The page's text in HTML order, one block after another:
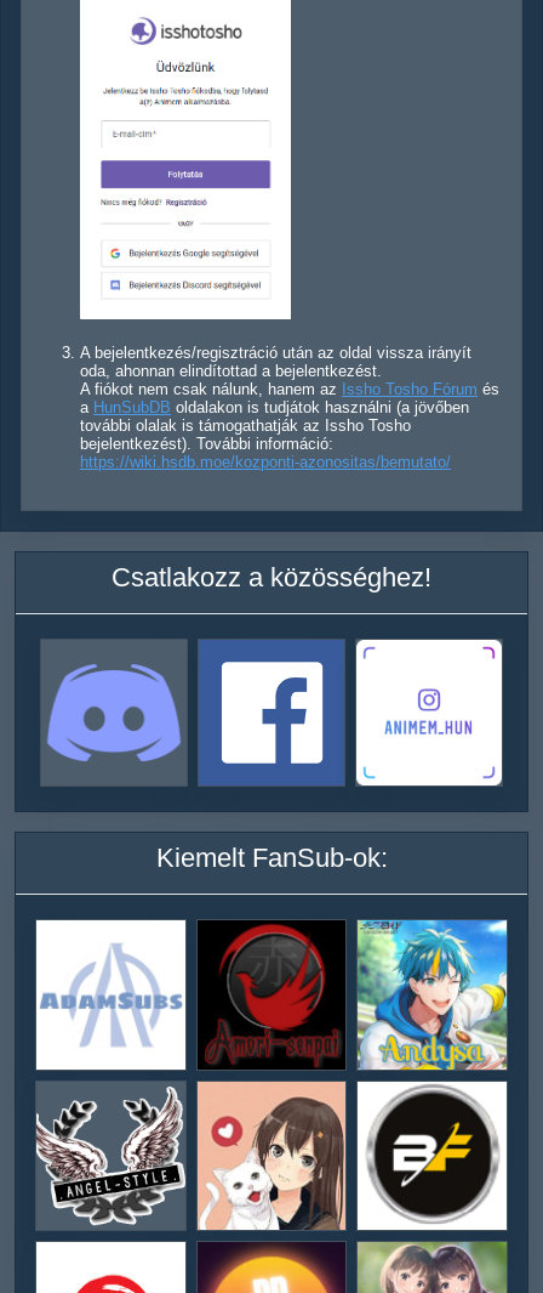
A bejelentkezés/regisztráció után az oldal vissza irányít
oda, ahonnan elindítottad a bejelentkezést.
A fiókot nem csak nálunk, hanem az Issho Tosho Fórum és
a HunSubDB oldalakon is tudjátok használni (a jövőben
további olalak is támogathatják az Issho Tosho
bejelentkezést). További információ:
https://wiki.hsdb.moe/kozponti-azonositas/bemutato/
Csatlakozz a közösséghez!
Kiemelt FanSub-ok: